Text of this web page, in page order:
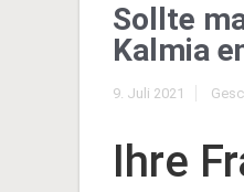
Sollte
Kalmia
9. Juli 2021
Ihre